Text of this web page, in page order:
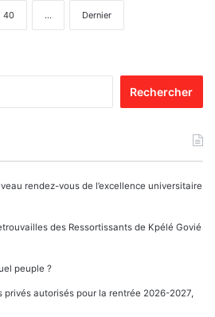
40 ... Dernier
rendez-vous de l’excellence universitaire
des Ressortissants de Kpélé Govié
peuple ?
privés autorisés pour la rentrée 2026-2027,